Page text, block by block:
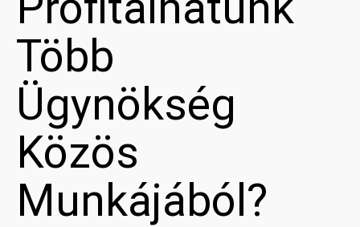
Több
Ügynökség
Közös
Munkájából?